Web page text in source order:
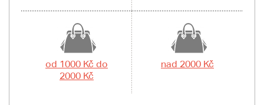
od 1000 Kč do
2000 Kč
nad 2000 Kč